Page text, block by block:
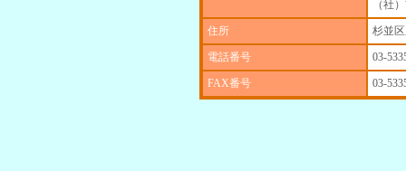
（社
住所 杉並
電話番号 03-
FAX番号 03-